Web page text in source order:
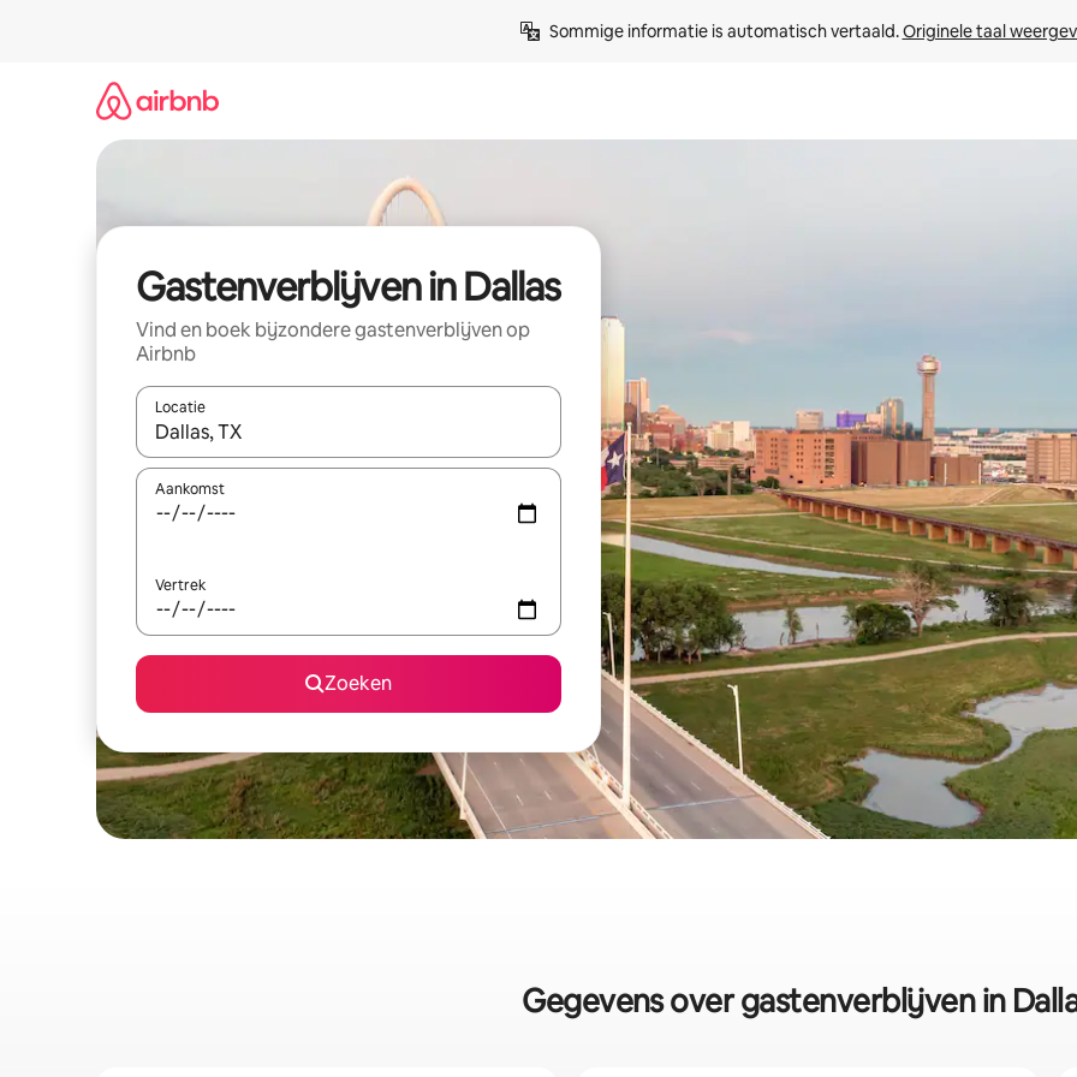
Sommige informatie is automatisch vertaald. Originele taal
Gastenverblijven in Dallas
Vind en boek bijzondere gastenverblijven op
Airbnb
Locatie
Wanneer er resultaten beschikbaar zijn, maak je een keuze met je de pijltjestoetsen omhoog en omlaag, óf door te
Aankomst
Vertrek
Zoeken
Gegevens over gastenverblijven in